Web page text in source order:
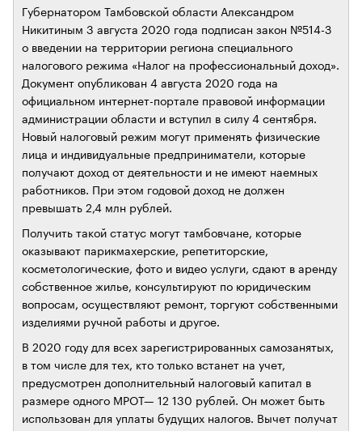
Губернатором Тамбовской области Александром
Никитиным 3 августа 2020 года подписан закон №514-З
о введении на территории региона специального
налогового режима «Налог на профессиональный доход».
Документ опубликован 4 августа 2020 года на
официальном интернет-портале правовой информации
администрации области и вступил в силу 4 сентября.
Новый налоговый режим могут применять физические
лица и индивидуальные предприниматели, которые
получают доход от деятельности и не имеют наемных
работников. При этом годовой доход не должен
превышать 2,4 млн рублей.
Получить такой статус могут тамбовчане, которые
оказывают парикмахерские, репетиторские,
косметологические, фото и видео услуги, сдают в аренду
собственное жилье, консультируют по юридическим
вопросам, осуществляют ремонт, торгуют собственными
изделиями ручной работы и другое.
В 2020 году для всех зарегистрированных самозанятых,
в том числе для тех, кто только встанет на учет,
предусмотрен дополнительный налоговый капитал в
размере одного МРОТ— 12 130 рублей. Он может быть
использован для уплаты будущих налогов. Вычет получат